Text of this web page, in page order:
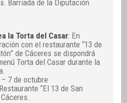
Barriada de la Diputación
la Torta del Casar: En
con el restaurante “13 de
de Cáceres se dispondrá
Torta del Casar durante la
7 de octubre
“El 13 de San